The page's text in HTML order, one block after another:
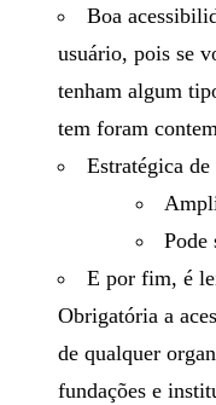
Boa
usuário, pois se
tenham algum
tem foram
Estratégica de
Pode
E por fim, é
Obrigatória a
de qualquer
fundações e